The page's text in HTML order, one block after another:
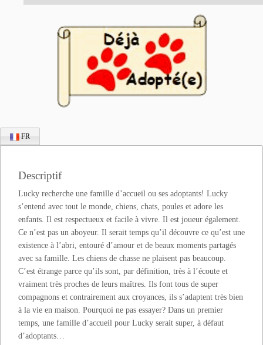
FR
Descriptif
Lucky recherche une famille d’accueil ou ses adoptants! Lucky
s’entend avec tout le monde, chiens, chats, poules et adore les
enfants. Il est respectueux et facile à vivre. Il est joueur également.
Ce n’est pas un aboyeur. Il serait temps qu’il découvre ce qu’est une
existence à l’abri, entouré d’amour et de beaux moments partagés
avec sa famille. Les chiens de chasse ne plaisent pas beaucoup.
C’est étrange parce qu’ils sont, par définition, très à l’écoute et
vraiment très proches de leurs maîtres. Ils font tous de super
compagnons et contrairement aux croyances, ils s’adaptent très bien
à la vie en maison. Pourquoi ne pas essayer? Dans un premier
temps, une famille d’accueil pour Lucky serait super, à défaut
d’adoptants…